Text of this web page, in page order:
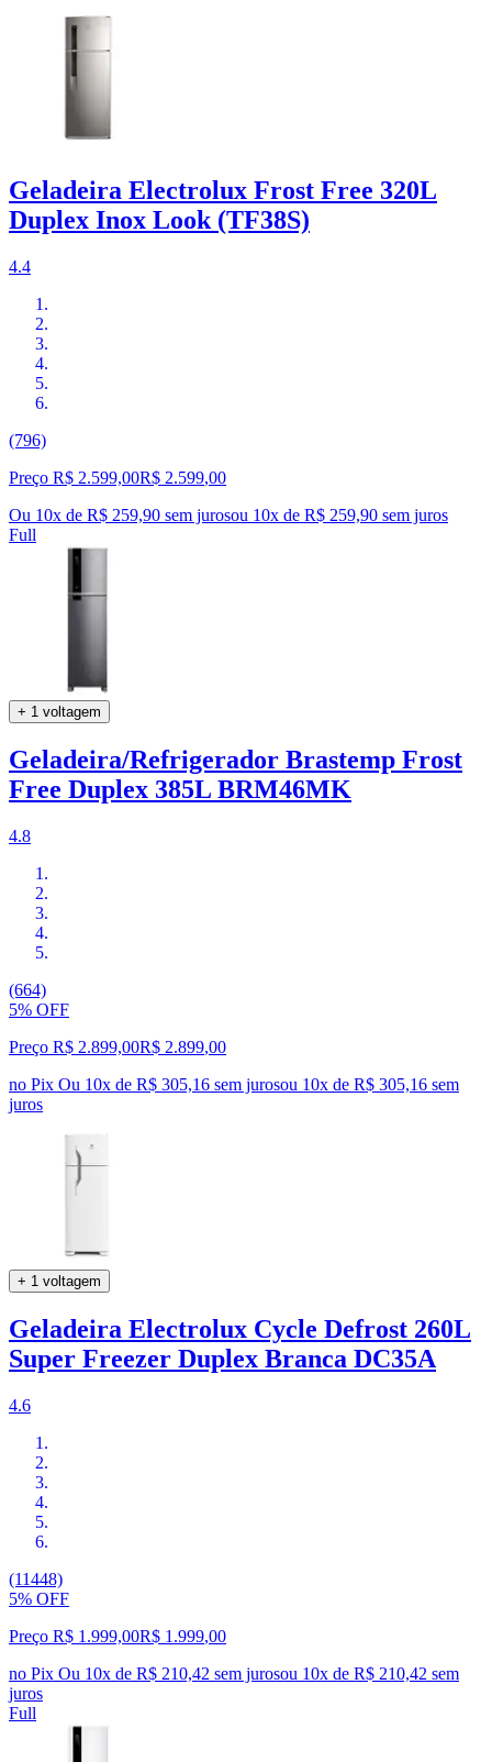
Geladeira Electrolux Frost Free 320L
Duplex Inox Look (TF38S)
4.4
(796)
Preço R$ 2.599,00R$ 2.599,00
Ou 10x de R$ 259,90 sem jurosou 10x de R$ 259,90 sem juros
Full
+ 1 voltagem
Geladeira/Refrigerador Brastemp Frost
Free Duplex 385L BRM46MK
4.8
(664)
5% OFF
Preço R$ 2.899,00R$ 2.899,00
no Pix Ou 10x de R$ 305,16 sem jurosou 10x de R$ 305,16 sem
juros
+ 1 voltagem
Geladeira Electrolux Cycle Defrost 260L
Super Freezer Duplex Branca DC35A
4.6
(11448)
5% OFF
Preço R$ 1.999,00R$ 1.999,00
no Pix Ou 10x de R$ 210,42 sem jurosou 10x de R$ 210,42 sem
juros
Full